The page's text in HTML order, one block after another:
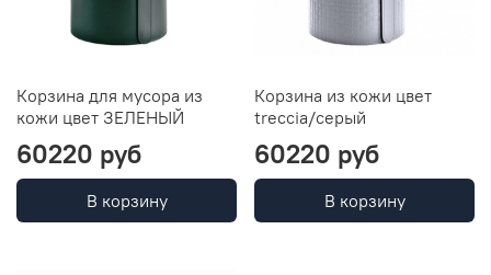
Корзина для мусора из
кожи цвет ЗЕЛЕНЫЙ
60220 руб
В корзину
Корзина из кожи цвет
treccia/серый
60220 руб
В корзину